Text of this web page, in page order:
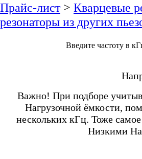
Прайс-лист> Кварцевые
резонаторы из других
Введите частоту в
Важно! При подборе
Нагрузочной ёмкости,
нескольких кГц. Тоже
Низкими